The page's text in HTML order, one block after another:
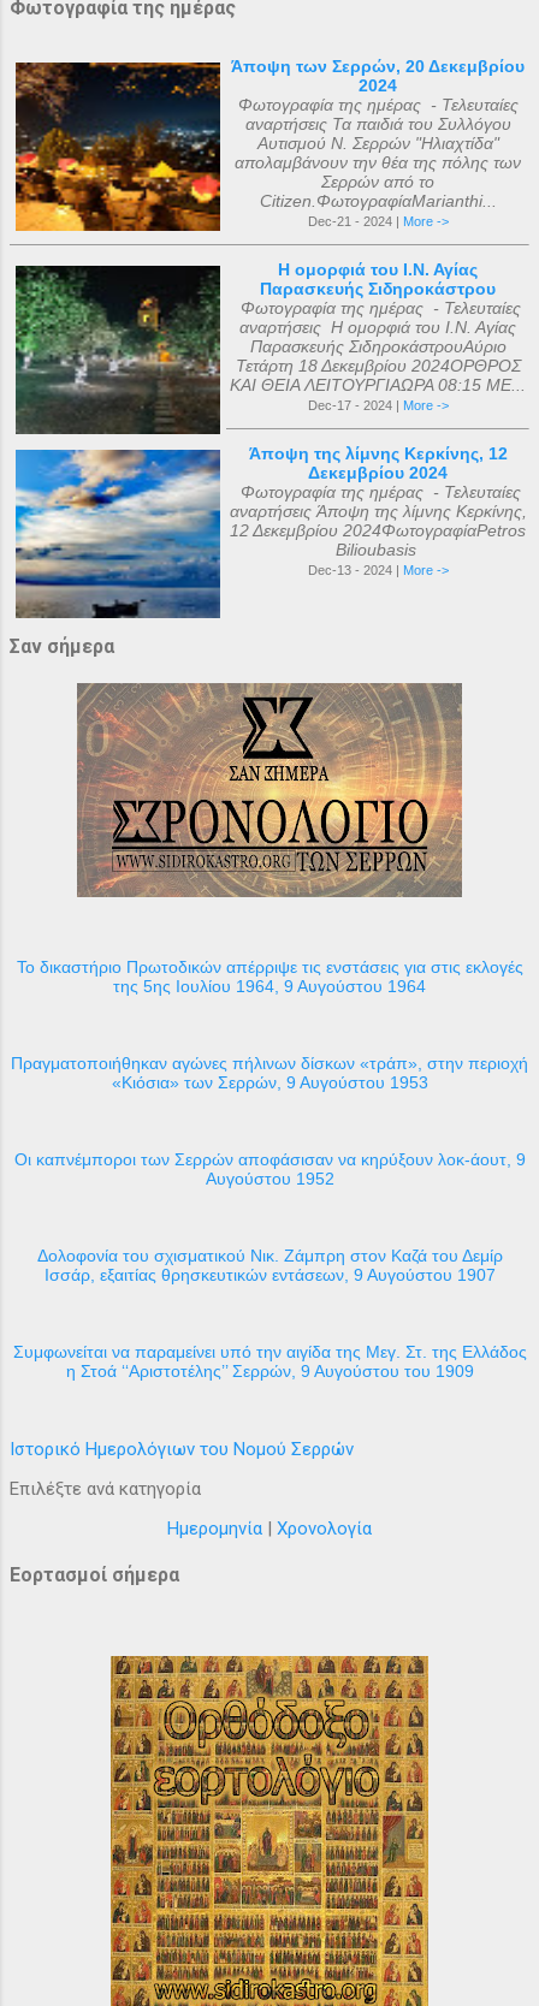
Φωτογραφία της ημέρας
Άποψη των Σερρών, 20 Δεκεμβρίου
2024
Φωτογραφία της ημέρας - Τελευταίες
αναρτήσεις Τα παιδιά του Συλλόγου
Αυτισμού Ν. Σερρών "Ηλιαχτίδα"
απολαμβάνουν την θέα της πόλης των
Σερρών από το
Citizen.ΦωτογραφίαMarianthi...
Dec-21 - 2024 | More ->
Η ομορφιά του Ι.Ν. Αγίας
Παρασκευής Σιδηροκάστρου
Φωτογραφία της ημέρας - Τελευταίες
αναρτήσεις Η ομορφιά του Ι.Ν. Αγίας
Παρασκευής ΣιδηροκάστρουΑύριο
Τετάρτη 18 Δεκεμβρίου 2024ΟΡΘΡΟΣ
ΚΑΙ ΘΕΙΑ ΛΕΙΤΟΥΡΓΙΑΩΡΑ 08:15 ΜΕ...
Dec-17 - 2024 | More ->
Άποψη της λίμνης Κερκίνης, 12
Δεκεμβρίου 2024
Φωτογραφία της ημέρας - Τελευταίες
αναρτήσεις Άποψη της λίμνης Κερκίνης,
12 Δεκεμβρίου 2024ΦωτογραφίαPetros
Bilioubasis
Dec-13 - 2024 | More ->
Σαν σήμερα
Το δικαστήριο Πρωτοδικών απέρριψε τις ενστάσεις για στις εκλογές
της 5ης Ιουλίου 1964, 9 Αυγούστου 1964
Πραγματοποιήθηκαν αγώνες πήλινων δίσκων «τράπ», στην περιοχή
«Κιόσια» των Σερρών, 9 Αυγούστου 1953
Οι καπνέμποροι των Σερρών αποφάσισαν να κηρύξουν λοκ-άουτ, 9
Αυγούστου 1952
Δολοφονία του σχισματικού Νικ. Ζάμπρη στον Καζά του Δεμίρ
Ισσάρ, εξαιτίας θρησκευτικών εντάσεων, 9 Αυγούστου 1907
Συμφωνείται να παραμείνει υπό την αιγίδα της Μεγ. Στ. της Ελλάδος
η Στοά ‘‘Αριστοτέλης’’ Σερρών, 9 Αυγούστου του 1909
Ιστορικό Ημερολόγιων του Νομού Σερρών
Επιλέξτε ανά κατηγορία
Ημερομηνία | Χρονολογία
Εορτασμοί σήμερα